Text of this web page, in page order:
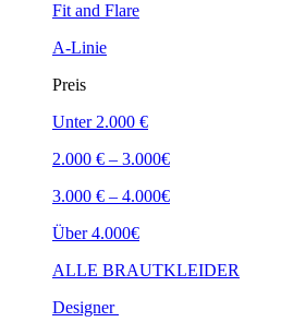
Fit and Flare
A-Linie
Preis
Unter 2.000 €
2.000 € – 3.000€
3.000 € – 4.000€
Über 4.000€
ALLE BRAUTKLEIDER
Designer